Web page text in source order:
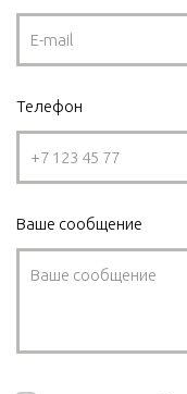
Телефон
Ваше сообщение